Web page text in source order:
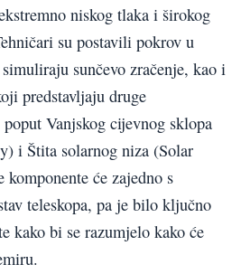
niskog tlaka i širokog
su postavili pokrov u
sunčevo zračenje, kao i
predstavljaju druge
Vanjskog cijevnog sklopa
i Štita solarnog niza (Solar
će zajedno s
teleskopa, pa je bilo ključno
kako bi se razumjelo kako će